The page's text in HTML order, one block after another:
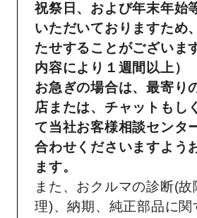
祝祭日、および年末年始
いただいておりますため
たせすることがございま
内容により１週間以上）
お急ぎの場合は、最寄り
店または、チャットもし
て当社お客様相談センタ
合わせくださいますよう
ます。
また、おクルマの診断(
理)、納期、純正部品に関